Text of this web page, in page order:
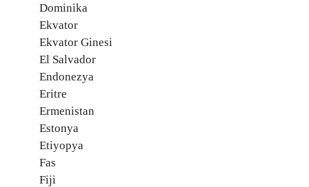
Dominika
Ekvator
Ekvator Ginesi
El Salvador
Endonezya
Eritre
Ermenistan
Estonya
Etiyopya
Fas
Fiji